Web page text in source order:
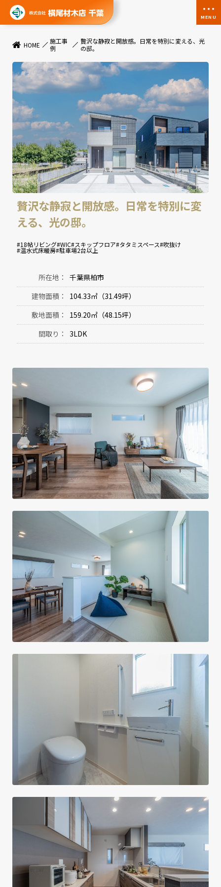
MENU
HOME
施工事
例
贅沢な静寂と開放感。日常を特別に変える、光
の邸。
贅沢な静寂と開放感。日常を特別に変
える、光の邸。
#18帖リビング#WIC#スキップフロア#タタミスペース#吹抜け
#温水式床暖房#駐車場2台以上
所在地：
千葉県柏市
建物面積：
104.33㎡（31.49坪）
敷地面積：
159.20㎡（48.15坪）
間取り：
3LDK